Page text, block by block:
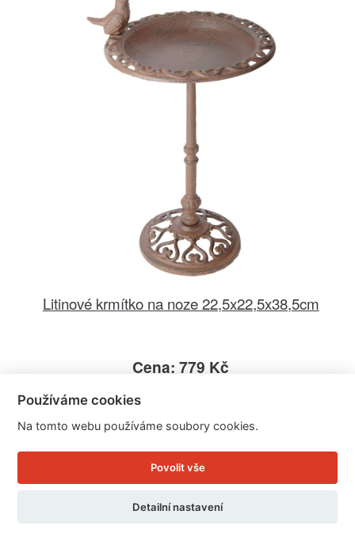
Litinové krmítko na noze 22,5x22,5x38,5cm
Cena: 779 Kč
Doručíme do: 11.8.
Používáme cookies
Na tomto webu používáme soubory cookies.
Povolit vše
Detailní nastavení